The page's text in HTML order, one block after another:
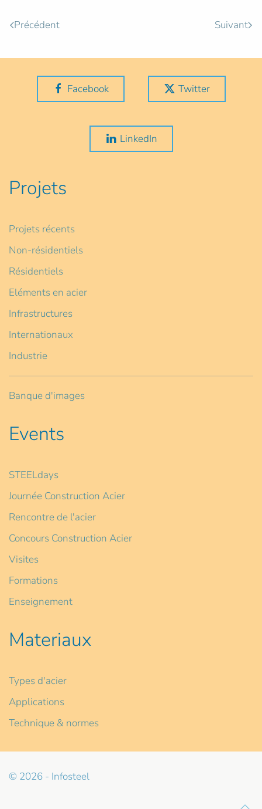
Précédent Suivant
Facebook Twitter
LinkedIn
Projets
Projets récents
Non-résidentiels
Résidentiels
Eléments en acier
Infrastructures
Internationaux
Industrie
Banque d'images
Events
STEELdays
Journée Construction Acier
Rencontre de l'acier
Concours Construction Acier
Visites
Formations
Enseignement
Materiaux
Types d'acier
Applications
Technique & normes
© 2026 - Infosteel